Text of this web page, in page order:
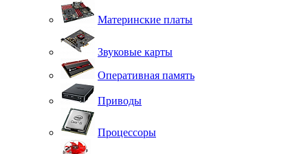
Материнские платы
Звуковые карты
Оперативная память
Приводы
Процессоры